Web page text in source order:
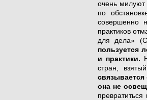
очень милуют
по
совершенно
практиков
для дела»
пользуется
и практики.
стран,
связывается
она не